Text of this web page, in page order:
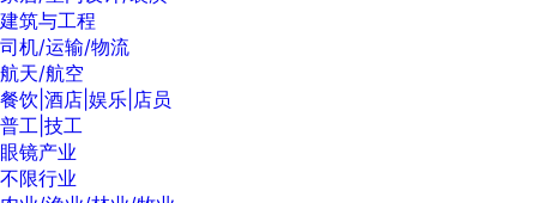
建筑与工程
司机/运输/物流
航天/航空
餐饮|酒店|娱乐|店员
普工|技工
眼镜产业
不限行业